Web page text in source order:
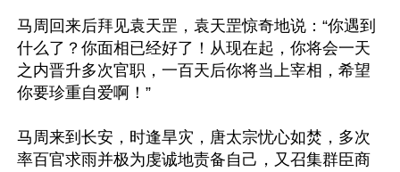
马周回来后拜见袁天罡，袁天罡惊奇地说：“你遇到
什么了？你面相已经好了！从现在起，你将会一天
之内晋升多次官职，一百天后你将当上宰相，希望
你要珍重自爱啊！”
马周来到长安，时逢旱灾，唐太宗忧心如焚，多次
率百官求雨并极为虔诚地责备自己，又召集群臣商